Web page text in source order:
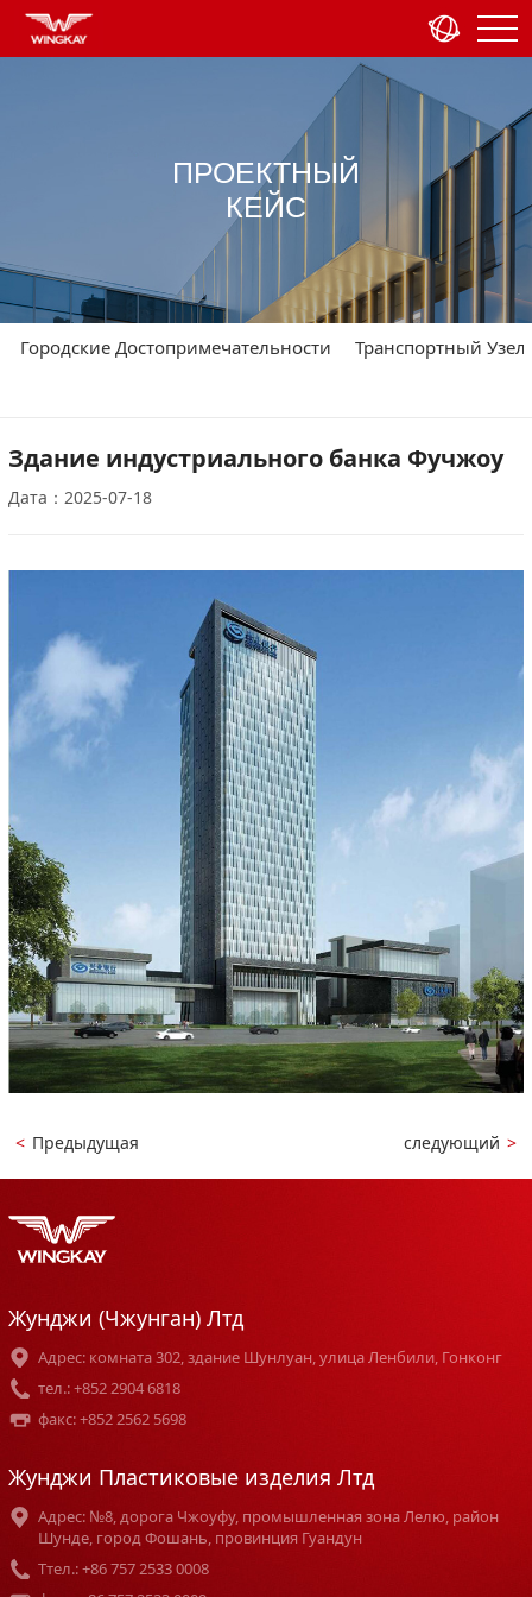
ПРОЕКТНЫЙ
КЕЙС
Городские Достопримечательности Транспортный Узел
Здание индустриального банка Фучжоу
Дата：2025-07-18
< Предыдущая следующий >
Жунджи (Чжунган) Лтд
Адрес: комната 302, здание Шунлуан, улица Ленбили, Гонконг
тел.: +852 2904 6818
факс: +852 2562 5698
Жунджи Пластиковые изделия Лтд
Адрес: №8, дорога Чжоуфу, промышленная зона Лелю, район
Шунде, город Фошань, провинция Гуандун
Tтел.: +86 757 2533 0008